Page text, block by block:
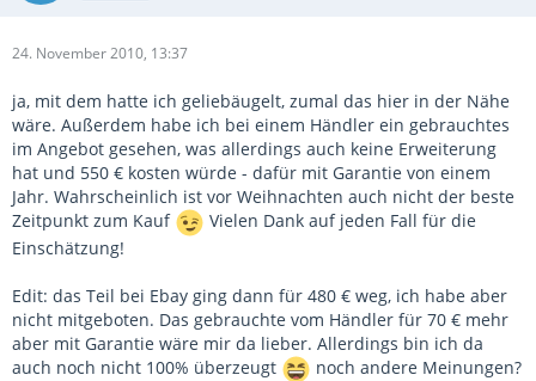
24. November 2010, 13:37
ja, mit dem hatte ich geliebäugelt, zumal das hier in der Nähe
wäre. Außerdem habe ich bei einem Händler ein gebrauchtes
im Angebot gesehen, was allerdings auch keine Erweiterung
hat und 550 € kosten würde - dafür mit Garantie von einem
Jahr. Wahrscheinlich ist vor Weihnachten auch nicht der beste
Zeitpunkt zum Kauf
Vielen Dank auf jeden Fall für die
Einschätzung!
Edit: das Teil bei Ebay ging dann für 480 € weg, ich habe aber
nicht mitgeboten. Das gebrauchte vom Händler für 70 € mehr
aber mit Garantie wäre mir da lieber. Allerdings bin ich da
auch noch nicht 100% überzeugt
noch andere Meinungen?